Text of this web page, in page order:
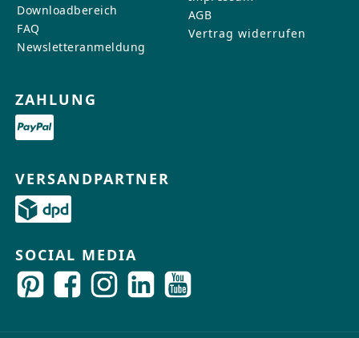
Downloadbereich
FAQ
Newsletteranmeldung
AGB
Vertrag widerrufen
ZAHLUNG
VERSANDPARTNER
SOCIAL MEDIA